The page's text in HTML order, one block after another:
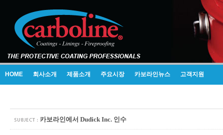
HOME 회사소개 제품소개 주요시장 카보라인뉴스 고객지원
카보라인에서 Dudick Inc. 인수